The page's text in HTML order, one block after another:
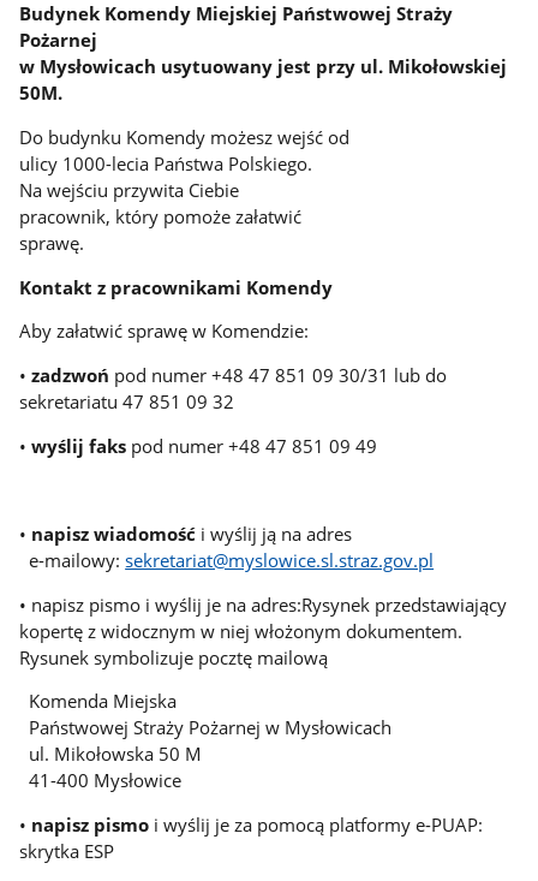
Budynek Komendy Miejskiej Państwowej Straży
Pożarnej
w Mysłowicach usytuowany jest przy ul. Mikołowskiej
50M.
Do budynku Komendy możesz wejść od
ulicy 1000-lecia Państwa Polskiego.
Na wejściu przywita Ciebie
pracownik, który pomoże załatwić
sprawę.
Kontakt z pracownikami Komendy
Aby załatwić sprawę w Komendzie:
•zadzwoń pod numer +48 47 851 09 30/31 lub do
sekretariatu 47 851 09 32
•wyślij faks pod numer +48 47 851 09 49
• napisz wiadomość i wyślij ją na adres
e-mailowy:sekretariat@myslowice.sl.straz.gov.pl
• napisz pismo i wyślij je na adres:Rysynek przedstawiający
kopertę z widocznym w niej włożonym dokumentem.
Rysunek symbolizuje pocztę mailową
Komenda Miejska
Państwowej Straży Pożarnej w Mysłowicach
ul. Mikołowska 50 M
41-400 Mysłowice
• napisz pismo i wyślij je za pomocą platformy e-PUAP:
skrytka ESP